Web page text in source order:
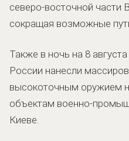
северо-восточной части
сокращая возможные
Также в ночь на 8
России нанесли
высокоточным оружием
объектам военно-
Киеве.